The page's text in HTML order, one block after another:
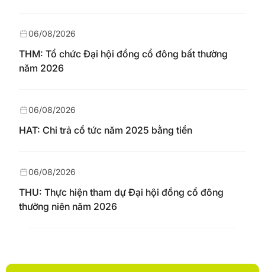
THM: Tổ chức Đại hội đồng cổ đông bất thường
năm 2026
06/08/2026
HAT: Chi trả cổ tức năm 2025 bằng tiền
06/08/2026
THU: Thực hiện tham dự Đại hội đồng cổ đông
thường niên năm 2026
06/08/2026